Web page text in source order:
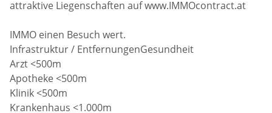
attraktive Liegenschaften auf www.IMMOcontract.at
IMMO einen Besuch wert.
Infrastruktur / EntfernungenGesundheit
Arzt <500m
Apotheke <500m
Klinik <500m
Krankenhaus <1.000m